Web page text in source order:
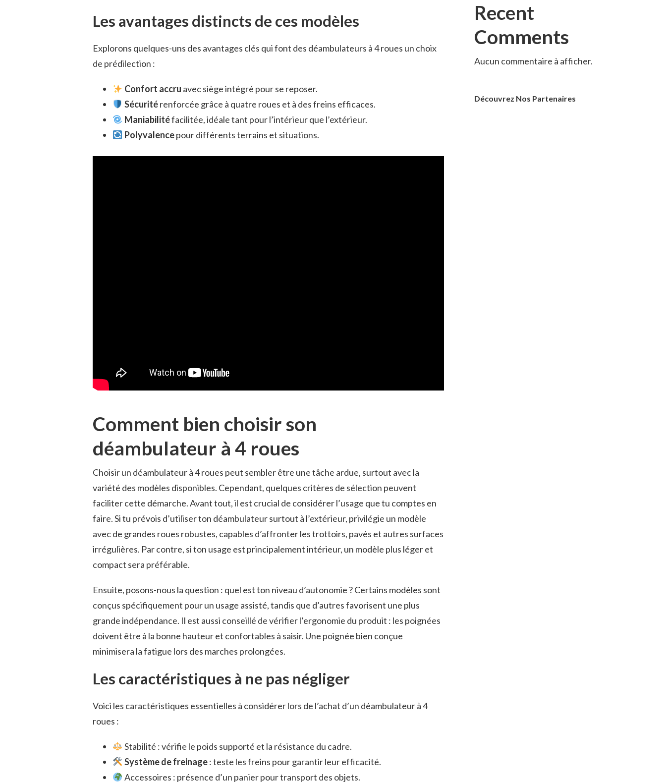
Les avantages distincts de ces modèles
Explorons quelques-uns des avantages clés qui font des déambulateurs à 4 roues un choix
de prédilection :
Confort accru avec siège intégré pour se reposer.
Sécuritérenforcée grâce à quatre roues et à des freins efficaces.
Maniabilitéfacilitée, idéale tant pour l’intérieur que l’extérieur.
Polyvalencepour différents terrains et situations.
Comment bien choisir son
déambulateur à 4 roues
Choisir un déambulateur à 4 roues peut sembler être une tâche ardue, surtout avec la
variété des modèles disponibles. Cependant, quelques critères de sélection peuvent
faciliter cette démarche. Avant tout, il est crucial de considérer l’usage que tu comptes en
faire. Si tu prévois d’utiliser ton déambulateur surtout à l’extérieur, privilégie un modèle
avec de grandes roues robustes, capables d’affronter les trottoirs, pavés et autres surfaces
irrégulières. Par contre, si ton usage est principalement intérieur, un modèle plus léger et
compact sera préférable.
Ensuite, posons-nous la question : quel est ton niveau d’autonomie ? Certains modèles sont
conçus spécifiquement pour un usage assisté, tandis que d’autres favorisent une plus
grande indépendance. Il est aussi conseillé de vérifier l’ergonomie du produit : les poignées
doivent être à la bonne hauteur et confortables à saisir. Une poignée bien conçue
minimisera la fatigue lors des marches prolongées.
Les caractéristiques à ne pas négliger
Voici les caractéristiques essentielles à considérer lors de l’achat d’un déambulateur à 4
roues :
Stabilité : vérifie le poids supporté et la résistance du cadre.
Système de freinage: teste les freins pour garantir leur efficacité.
Accessoires : présence d’un panier pour transport des objets.
Recent
Comments
Aucun commentaire à afficher.
Découvrez Nos Partenaires